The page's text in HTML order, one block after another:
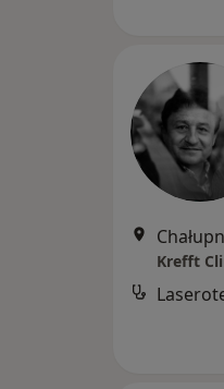
Krefft